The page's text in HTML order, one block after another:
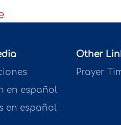
en español
en español
Other
Prayer